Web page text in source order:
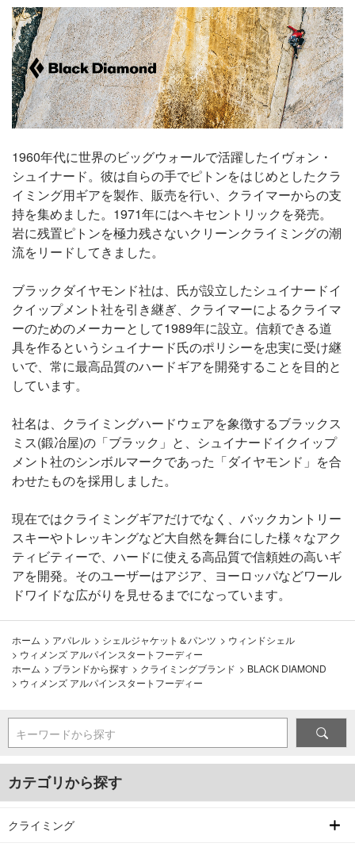
1960年代に世界のビッグウォールで活躍したイヴォン・
シュイナード。彼は自らの手でピトンをはじめとしたクラ
イミング用ギアを製作、販売を行い、クライマーからの支
持を集めました。1971年にはヘキセントリックを発売。
岩に残置ピトンを極力残さないクリーンクライミングの潮
流をリードしてきました。
ブラックダイヤモンド社は、氏が設立したシュイナードイ
クイップメント社を引き継ぎ、クライマーによるクライマ
ーのためのメーカーとして1989年に設立。信頼できる道
具を作るというシュイナード氏のポリシーを忠実に受け継
いで、常に最高品質のハードギアを開発することを目的と
しています。
社名は、クライミングハードウェアを象徴するブラックス
ミス(鍛冶屋)の「ブラック」と、シュイナードイクイップ
メント社のシンボルマークであった「ダイヤモンド」を合
わせたものを採用しました。
現在ではクライミングギアだけでなく、バックカントリー
スキーやトレッキングなど大自然を舞台にした様々なアク
ティビティーで、ハードに使える高品質で信頼姓の高いギ
アを開発。そのユーザーはアジア、ヨーロッパなどワール
ドワイドな広がりを見せるまでになっています。
ホーム > アパレル > シェルジャケット＆パンツ > ウィンドシェル
> ウィメンズ アルパインスタートフーディー
ホーム > ブランドから探す > クライミングブランド > BLACK DIAMOND
> ウィメンズ アルパインスタートフーディー
キーワードから探す
カテゴリから探す
クライミング